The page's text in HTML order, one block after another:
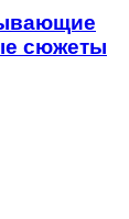
сюжеты